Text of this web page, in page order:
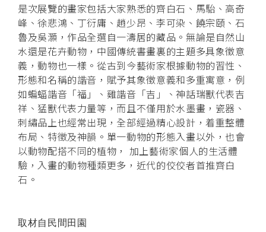
是次展覽的畫家包括大家熟悉的齊白石、馬駘、高奇
峰、徐悲鴻、丁衍庸、趙少昂、李可染、饒宗頤、石
魯及吳灝，作品全選自一濤居的藏品。無論是自然山
水還是花卉動物，中國傳統書畫裏的主題多具象徵意
義，動物也一樣。從古到今藝術家根據動物的習性、
形態和名稱的諧音，賦予其象徵意義和多重寓意，例
如蝙蝠諧音「福」、雞諧音「吉」、神話瑞獸代表吉
祥、猛獸代表力量等，而且不僅用於水墨畫，瓷器、
刺繡品上也經常出現，全部經過精心設計，着重整體
布局、特徵及神韻。單一動物的形態入畫以外，也會
以動物配搭不同的植物， 加上藝術家個人的生活體
驗，入畫的動物種類更多，近代的佼佼者首推齊白
石。
取材自民間田園